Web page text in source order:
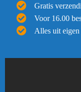
Gratis
Voor 16.00
Alles uit eigen